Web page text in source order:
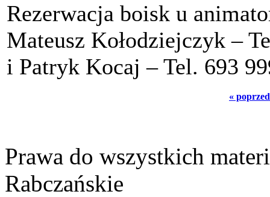
Rezerwacja boisk u
Mateusz Kołodziejczyk –
i Patryk Kocaj – Tel. 693
«
Prawa do wszystkich
Rabczańskie